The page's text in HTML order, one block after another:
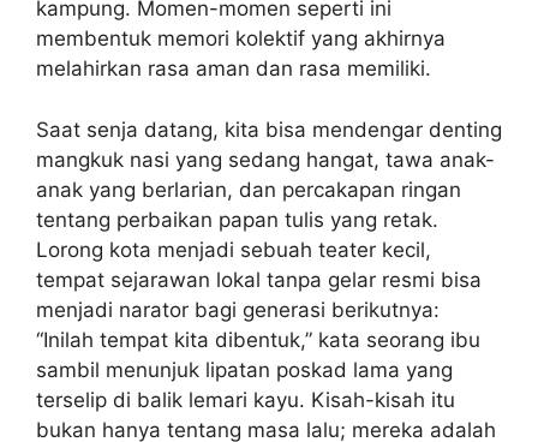
kampung. Momen-momen seperti ini
membentuk memori kolektif yang akhirnya
melahirkan rasa aman dan rasa memiliki.
Saat senja datang, kita bisa mendengar denting
mangkuk nasi yang sedang hangat, tawa anak-
anak yang berlarian, dan percakapan ringan
tentang perbaikan papan tulis yang retak.
Lorong kota menjadi sebuah teater kecil,
tempat sejarawan lokal tanpa gelar resmi bisa
menjadi narator bagi generasi berikutnya:
“Inilah tempat kita dibentuk,” kata seorang ibu
sambil menunjuk lipatan poskad lama yang
terselip di balik lemari kayu. Kisah-kisah itu
bukan hanya tentang masa lalu; mereka adalah